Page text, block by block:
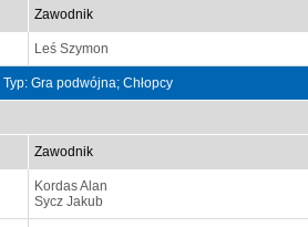
Zawodnik
Leś Szymon
Gra podwójna; Chłopcy
Zawodnik
Kordas Alan
Sycz Jakub